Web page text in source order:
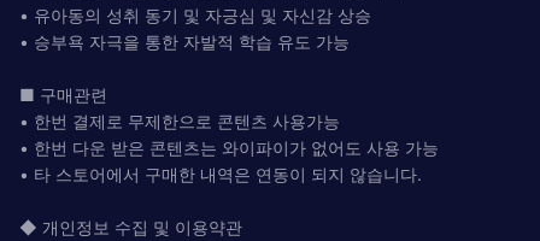
• 유아동의 성취 동기 및 자긍심 및 자신감 상승
• 승부욕 자극을 통한 자발적 학습 유도 가능
■ 구매관련
• 한번 결제로 무제한으로 콘텐츠 사용가능
• 한번 다운 받은 콘텐츠는 와이파이가 없어도 사용 가능
• 타 스토어에서 구매한 내역은 연동이 되지 않습니다.
◆ 개인정보 수집 및 이용약관